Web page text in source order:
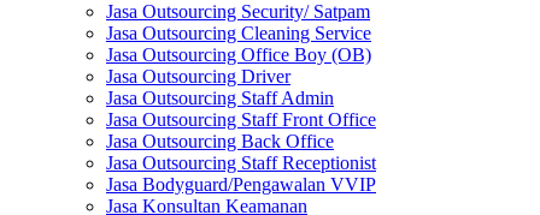
Jasa Outsourcing Security/ Satpam
Jasa Outsourcing Cleaning Service
Jasa Outsourcing Office Boy (OB)
Jasa Outsourcing Driver
Jasa Outsourcing Staff Admin
Jasa Outsourcing Staff Front Office
Jasa Outsourcing Back Office
Jasa Outsourcing Staff Receptionist
Jasa Bodyguard/Pengawalan VVIP
Jasa Konsultan Keamanan